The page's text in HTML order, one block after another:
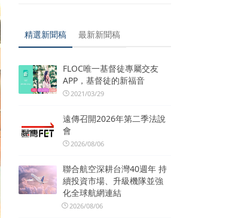
精選新聞稿 最新新聞稿
FLOC唯一基督徒專屬交友
APP，基督徒的新福音
2021/03/29
遠傳召開2026年第二季法說
會
2026/08/06
聯合航空深耕台灣40週年 持
續投資市場、升級機隊並強
化全球航網連結
2026/08/06